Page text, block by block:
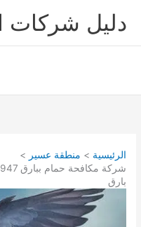
دليل شركات
الرئيسية
منطقة عسير
بارق